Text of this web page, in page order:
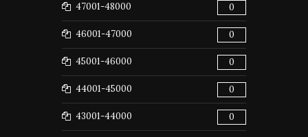
47001-48000 0
46001-47000 0
45001-46000 0
44001-45000 0
43001-44000 0